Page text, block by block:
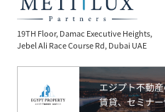
19TH Floor, Damac Executive Heights,
Jebel Ali Race Course Rd, Dubai UAE